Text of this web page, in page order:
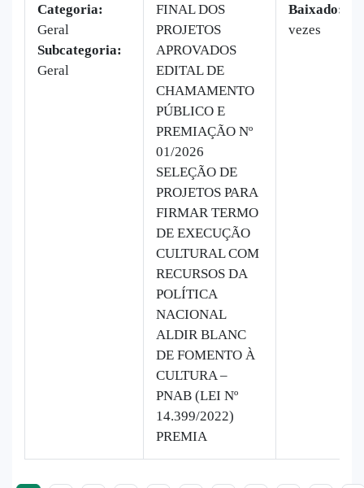
Categoria:
Geral
Subcategoria:
Geral
FINAL DOS
PROJETOS
APROVADOS
EDITAL DE
CHAMAMENTO
PÚBLICO E
PREMIAÇÃO Nº
01/2026
SELEÇÃO DE
PROJETOS PARA
FIRMAR TERMO
DE EXECUÇÃO
CULTURAL COM
RECURSOS DA
POLÍTICA
NACIONAL
ALDIR BLANC
DE FOMENTO À
CULTURA –
PNAB (LEI Nº
14.399/2022)
PREMIA
Baixado:
vezes